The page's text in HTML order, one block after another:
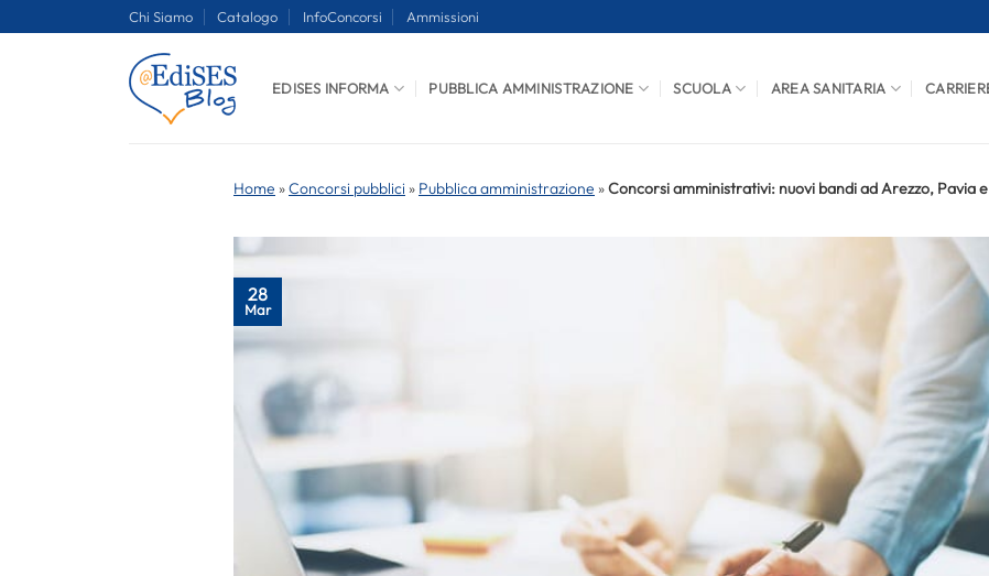
Chi Siamo Catalogo InfoConcorsi Ammissioni
EDISES INFORMA PUBBLICA AMMINISTRAZIONE SCUOLA AREA SANITARIA
Home »Concorsi pubblici » Pubblica amministrazione »Concorsi amministrativi: nuovi bandi ad Arezzo, Pavia
28
Mar